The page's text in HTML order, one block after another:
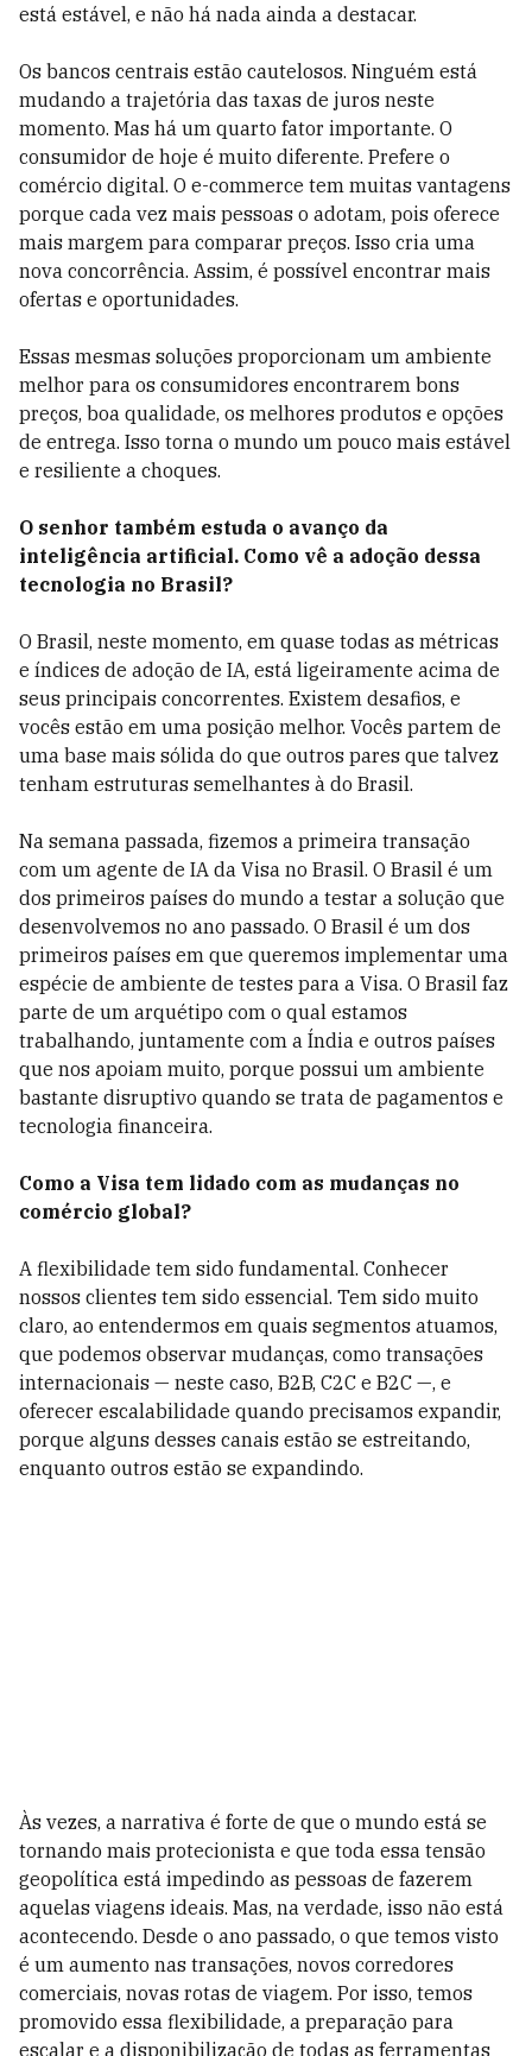
está estável, e não há nada ainda a destacar.
Os bancos centrais estão cautelosos. Ninguém está
mudando a trajetória das taxas de juros neste
momento. Mas há um quarto fator importante. O
consumidor de hoje é muito diferente. Prefere o
comércio digital. O e-commerce tem muitas vantagens
porque cada vez mais pessoas o adotam, pois oferece
mais margem para comparar preços. Isso cria uma
nova concorrência. Assim, é possível encontrar mais
ofertas e oportunidades.
Essas mesmas soluções proporcionam um ambiente
melhor para os consumidores encontrarem bons
preços, boa qualidade, os melhores produtos e opções
de entrega. Isso torna o mundo um pouco mais estável
e resiliente a choques.
O senhor também estuda o avanço da
inteligência artificial. Como vê a adoção dessa
tecnologia no Brasil?
O Brasil, neste momento, em quase todas as métricas
e índices de adoção de IA, está ligeiramente acima de
seus principais concorrentes. Existem desafios, e
vocês estão em uma posição melhor. Vocês partem de
uma base mais sólida do que outros pares que talvez
tenham estruturas semelhantes à do Brasil.
Na semana passada, fizemos a primeira transação
com um agente de IA da Visa no Brasil. O Brasil é um
dos primeiros países do mundo a testar a solução que
desenvolvemos no ano passado. O Brasil é um dos
primeiros países em que queremos implementar uma
espécie de ambiente de testes para a Visa. O Brasil faz
parte de um arquétipo com o qual estamos
trabalhando, juntamente com a Índia e outros países
que nos apoiam muito, porque possui um ambiente
bastante disruptivo quando se trata de pagamentos e
tecnologia financeira.
Como a Visa tem lidado com as mudanças no
comércio global?
A flexibilidade tem sido fundamental. Conhecer
nossos clientes tem sido essencial. Tem sido muito
claro, ao entendermos em quais segmentos atuamos,
que podemos observar mudanças, como transações
internacionais — neste caso, B2B, C2C e B2C —, e
oferecer escalabilidade quando precisamos expandir,
porque alguns desses canais estão se estreitando,
enquanto outros estão se expandindo.
Às vezes, a narrativa é forte de que o mundo está se
tornando mais protecionista e que toda essa tensão
geopolítica está impedindo as pessoas de fazerem
aquelas viagens ideais. Mas, na verdade, isso não está
acontecendo. Desde o ano passado, o que temos visto
é um aumento nas transações, novos corredores
comerciais, novas rotas de viagem. Por isso, temos
promovido essa flexibilidade, a preparação para
escalar e a disponibilização de todas as ferramentas